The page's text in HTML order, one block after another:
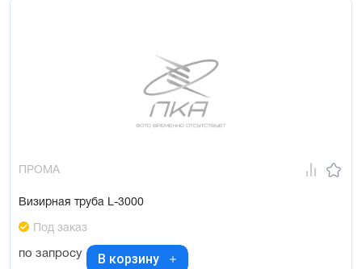
ПРОМА
Визирная труба L-3000
Под заказ
по запросу В корзину